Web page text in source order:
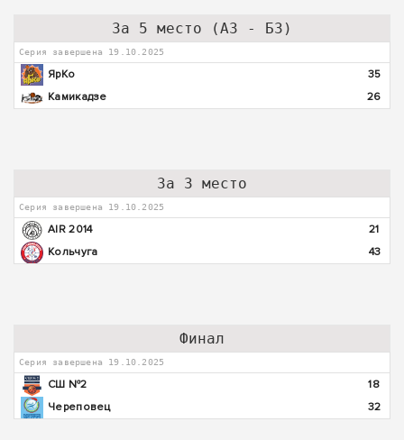
За 5 место (А3 - Б3)
Серия завершена 19.10.2025
ЯрКо
35
Камикадзе
26
За 3 место
Серия завершена 19.10.2025
AIR 2014
21
Кольчуга
43
Финал
Серия завершена 19.10.2025
СШ №2
18
Череповец
32